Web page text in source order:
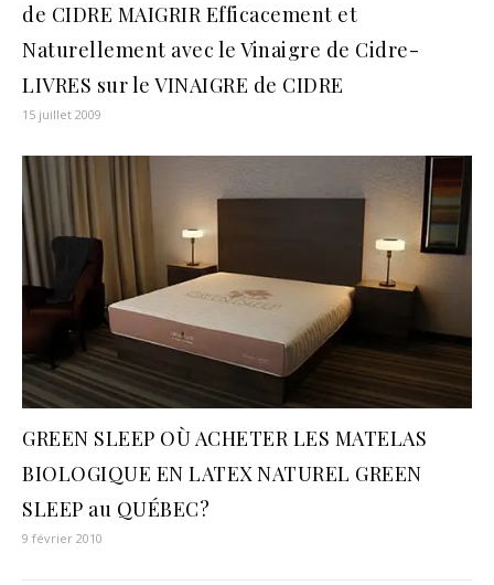
de CIDRE MAIGRIR Efficacement et
Naturellement avec le Vinaigre de Cidre-
LIVRES sur le VINAIGRE de CIDRE
15 juillet 2009
GREEN SLEEP OÙ ACHETER LES MATELAS
BIOLOGIQUE EN LATEX NATUREL GREEN
SLEEP au QUÉBEC?
9 février 2010